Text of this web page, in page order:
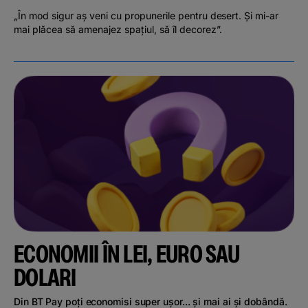
„În mod sigur aș veni cu propunerile pentru desert. Și mi-ar
mai plăcea să amenajez spațiul, să îl decorez”.
ECONOMII ÎN LEI, EURO SAU
DOLARI
Din BT Pay poți economisi super ușor... și mai ai și dobândă.